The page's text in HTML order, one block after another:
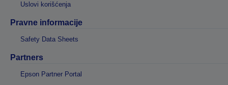
Uslovi korišćenja
Pravne informacije
Safety Data Sheets
Partners
Epson Partner Portal